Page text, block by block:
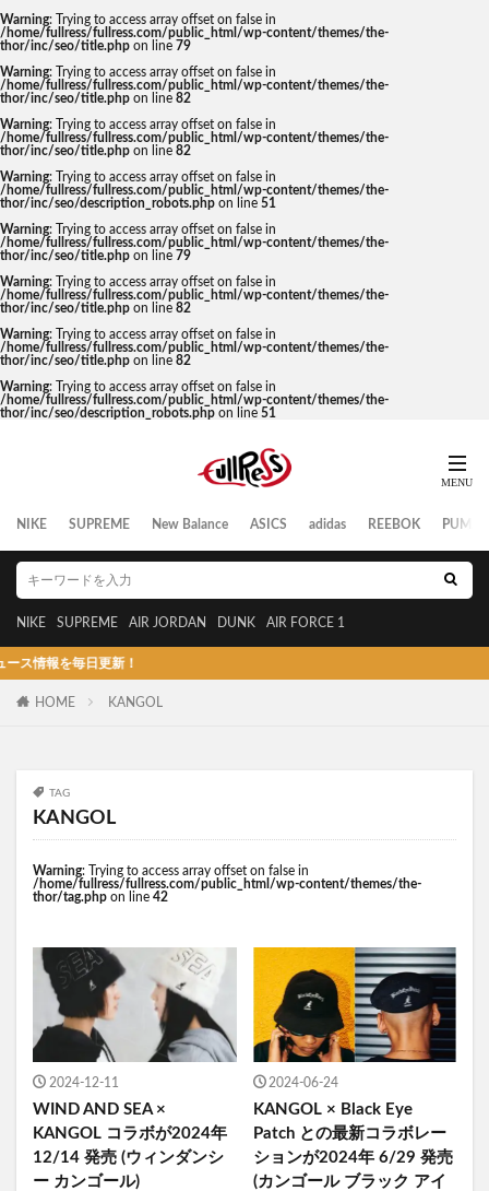
Warning: Trying to access array offset on false in
/home/fullress/fullress.com/public_html/wp-content/themes/the-
thor/inc/seo/title.php on line 79
Warning: Trying to access array offset on false in
/home/fullress/fullress.com/public_html/wp-content/themes/the-
thor/inc/seo/title.php on line 82
Warning: Trying to access array offset on false in
/home/fullress/fullress.com/public_html/wp-content/themes/the-
thor/inc/seo/title.php on line 82
Warning: Trying to access array offset on false in
/home/fullress/fullress.com/public_html/wp-content/themes/the-
thor/inc/seo/description_robots.php on line 51
Warning: Trying to access array offset on false in
/home/fullress/fullress.com/public_html/wp-content/themes/the-
thor/inc/seo/title.php on line 79
Warning: Trying to access array offset on false in
/home/fullress/fullress.com/public_html/wp-content/themes/the-
thor/inc/seo/title.php on line 82
Warning: Trying to access array offset on false in
/home/fullress/fullress.com/public_html/wp-content/themes/the-
thor/inc/seo/title.php on line 82
Warning: Trying to access array offset on false in
/home/fullress/fullress.com/public_html/wp-content/themes/the-
thor/inc/seo/description_robots.php on line 51
NIKE SUPREME New Balance ASICS adidas REEBOK PUMA
NIKE SUPREME AIR JORDAN DUNK AIR FORCE 1
毎日更新！
HOME KANGOL
TAG
KANGOL
Warning: Trying to access array offset on false in
/home/fullress/fullress.com/public_html/wp-content/themes/the-
thor/tag.php on line 42
2024-12-11
WIND AND SEA ×
KANGOL コラボが2024年
12/14 発売 (ウィンダンシ
ー カンゴール)
2024-06-24
KANGOL × Black Eye
Patch との最新コラボレー
ションが2024年 6/29 発売
(カンゴール ブラック アイ